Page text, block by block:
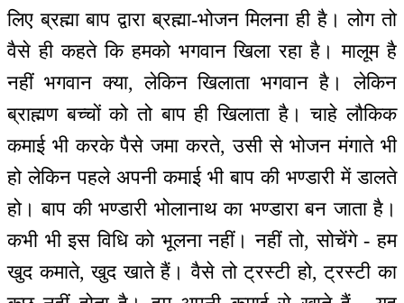
लिए ब्रह्मा बाप द्वारा ब्रह्मा-भोजन मिलना ही है। लोग तो
वैसे ही कहते कि हमको भगवान खिला रहा है। मालूम है
नहीं भगवान क्या, लेकिन खिलाता भगवान है। लेकिन
ब्राह्मण बच्चों को तो बाप ही खिलाता है। चाहे लौकिक
कमाई भी करके पैसे जमा करते, उसी से भोजन मंगाते भी
हो लेकिन पहले अपनी कमाई भी बाप की भण्डारी में डालते
हो। बाप की भण्डारी भोलानाथ का भण्डारा बन जाता है।
कभी भी इस विधि को भूलना नहीं। नहीं तो, सोचेंगे - हम
खुद कमाते, खुद खाते हैं। वैसे तो ट्रस्टी हो, ट्रस्टी का